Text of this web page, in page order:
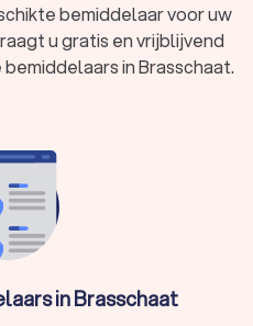
bemiddeling met een expert
wet- en regelgeving
mediators gevonden. De
hebben een
een 8.7. Welke mediator u
een goede keuze voor de
door direct prijsopgaven
en de mediator kiezen
bemiddelaar voor uw
u gratis en vrijblijvend
in Brasschaat.
in Brasschaat